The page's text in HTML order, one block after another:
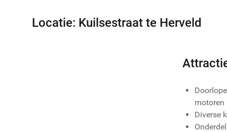
Locatie: Kuilsestraat te Herveld
motoren
Diverse